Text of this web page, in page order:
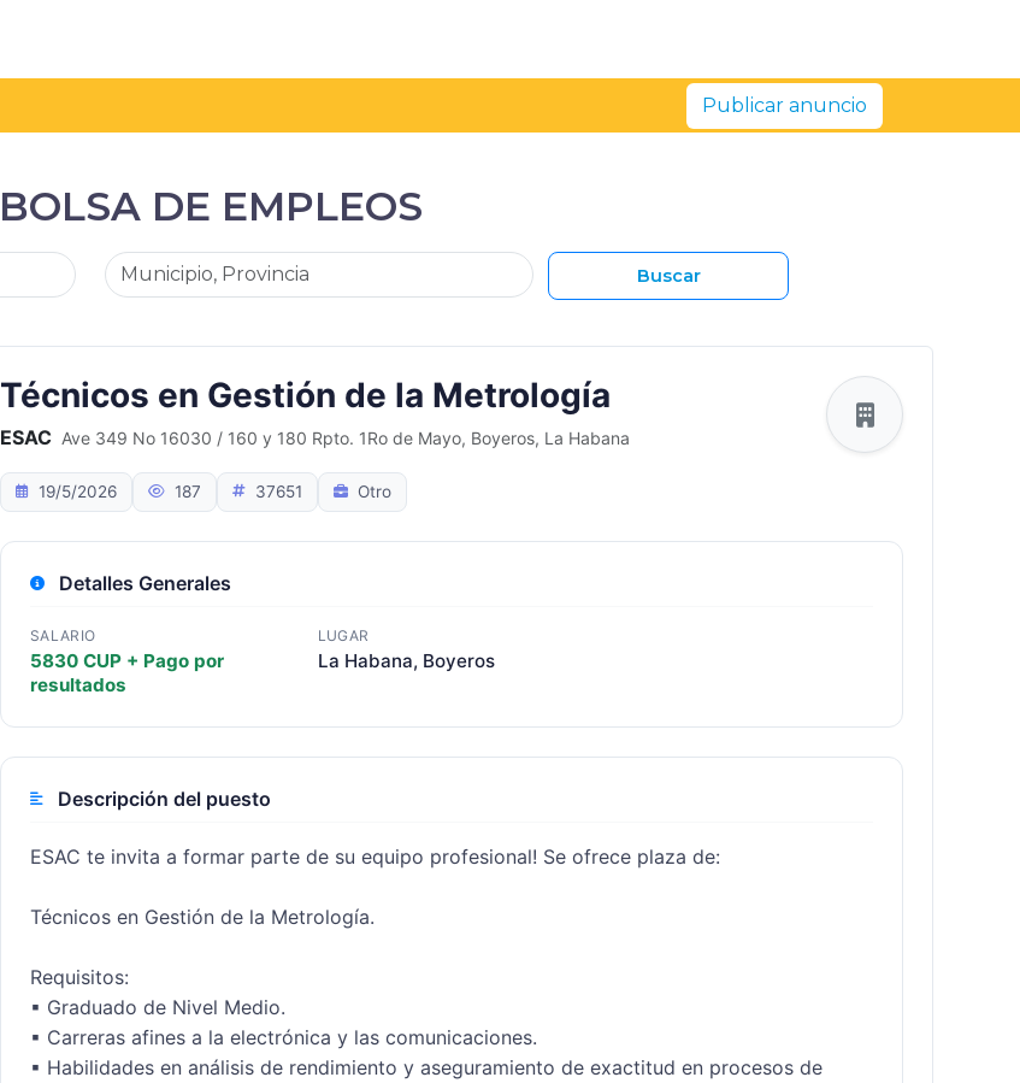
Publicar anuncio
BOLSA DE EMPLEOS
Buscar
Técnicos en Gestión de la Metrología
ESAC Ave 349 No 16030 / 160 y 180 Rpto. 1Ro de Mayo, Boyeros, La Habana
19/5/2026 187 37651 Otro
Detalles Generales
SALARIO
5830 CUP + Pago por
resultados
LUGAR
La Habana, Boyeros
Descripción del puesto
ESAC te invita a formar parte de su equipo profesional! Se ofrece plaza de:
Técnicos en Gestión de la Metrología.
Requisitos:
▪ Graduado de Nivel Medio.
▪ Carreras afines a la electrónica y las comunicaciones.
▪ Habilidades en análisis de rendimiento y aseguramiento de exactitud en procesos de